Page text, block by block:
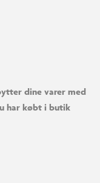
dine varer med
har købt i butik